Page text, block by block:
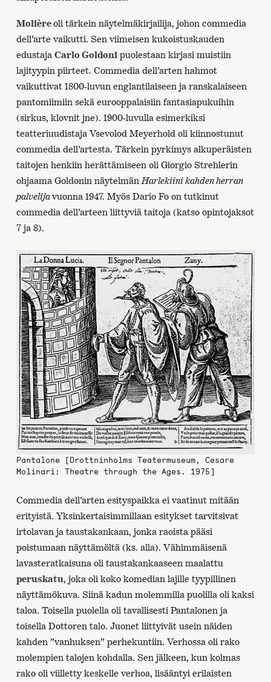
Molièreoli tärkein näytelmäkirjailija, johon commedia
dell’arte vaikutti. Sen viimeisen kukoistuskauden
edustaja Carlo Goldoni puolestaan kirjasi muistiin
lajityypin piirteet. Commedia dell’arten hahmot
vaikuttivat 1800-luvun englantilaiseen ja ranskalaiseen
pantomiimiin sekä eurooppalaisiin fantasiapukuihin
(sirkus, klovnit jne). 1900-luvulla esimerkiksi
teatteriuudistaja Vsevolod Meyerhold oli kiinnostunut
commedia dell’artesta. Tärkein pyrkimys alkuperäisten
taitojen henkiin herättämiseen oli Giorgio Strehlerin
ohjaama Goldonin näytelmän Harlekiini kahden herran
palvelijavuonna 1947. Myös Dario Fo on tutkinut
commedia dell’arteen liittyviä taitoja (katso opintojaksot
7 ja 8).
Pantalone [Drottninholms Teatermuseum, Cesare
Molinari: Theatre through the Ages. 1975]
Commedia dell’arten esityspaikka ei vaatinut mitään
erityistä. Yksinkertaisimmillaan esitykset tarvitsivat
irtolavan ja taustakankaan, jonka raoista pääsi
poistumaan näyttämöltä (ks. alla). Vähimmäisenä
lavasteratkaisuna oli taustakankaaseen maalattu
peruskatu, joka oli koko komedian lajille tyypillinen
näyttämökuva. Siinä kadun molemmilla puolilla oli kaksi
taloa. Toisella puolella oli tavallisesti Pantalonen ja
toisella Dottoren talo. Juonet liittyivät usein näiden
kahden ”vanhuksen” perhekuntiin. Verhossa oli rako
molempien talojen kohdalla. Sen jälkeen, kun kolmas
rako oli viilletty keskelle verhoa, lisääntyi erilaisten